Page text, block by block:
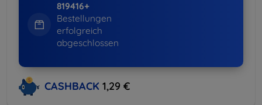
819416+
Bestellungen
erfolgreich
abgeschlossen
CASHBACK 1,29 €